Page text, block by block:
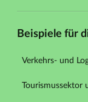
Beispiele für
Verkehrs- und
Tourismussektor